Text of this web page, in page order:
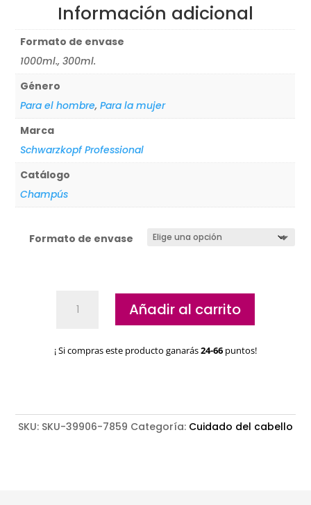
Información adicional
Formato de envase
1000ml., 300ml.
Género
Para el hombre,Para la mujer
Marca
Schwarzkopf Professional
Catálogo
Champús
Formato de envase
neutralizante
Good
Añadir al carrito
¡ Si compras este producto ganarás24-66 puntos!
SKU: SKU-39906-7859 Categoría: Cuidado del cabello